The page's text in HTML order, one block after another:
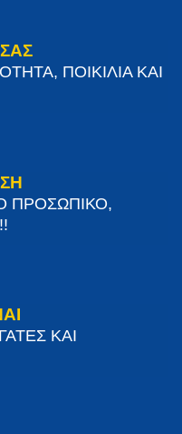
ΠΟΙΚΙΛΙΑ ΚΑΙ
ΠΡΟΣΩΠΙΚΟ,
ΚΑΙ